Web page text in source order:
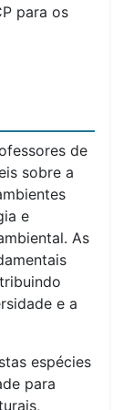
para os
de
sobre a
e
As
e a
espécies
para